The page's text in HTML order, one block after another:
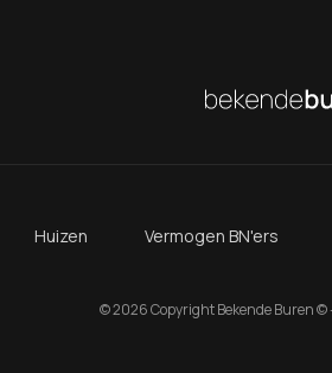
Huizen Vermogen BN'ers
© 2026 Copyright Bekende Buren